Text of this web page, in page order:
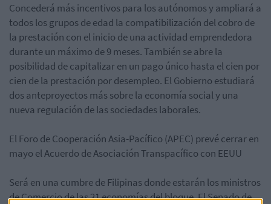
Concederá más incentivos para los autónomos y ampliará a
todos los grupos de edad la compatibilización del cobro de
la prestación con el inicio de una actividad emprendedora
durante un máximo de 9 meses. También se abre la
posibilidad de capitalizar en un pago único hasta el cien por
cien de la prestación por desempleo. El Gobierno estudiará
dos anteproyectos más sobre la economía social y una
nueva regulación de las sociedades laborales.
El Foro de Cooperación Asia-Pacífico (APEC) prevé cerrar en
mayo el Acuerdo de Asociación Transpacífico con EEUU
Será en una cumbre de Filipinas donde estarán los ministros
de Comercio de las 21 economías del bloque. El Senado de